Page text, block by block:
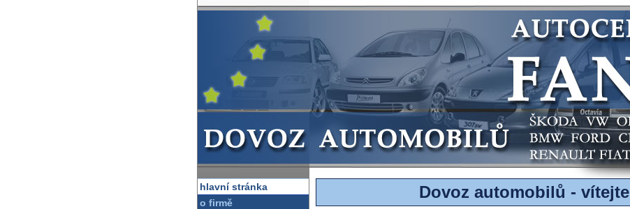
hlavní stránka
o firmě
Dovoz automobilů - vítejte